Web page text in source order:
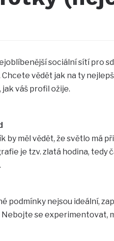
sociální sítí pro
vědět jak na ty
váš profil ožije.
by měl vědět, že světlo má
je tzv. zlatá hodina, tedy
podmínky nejsou ideální,
se experimentovat,